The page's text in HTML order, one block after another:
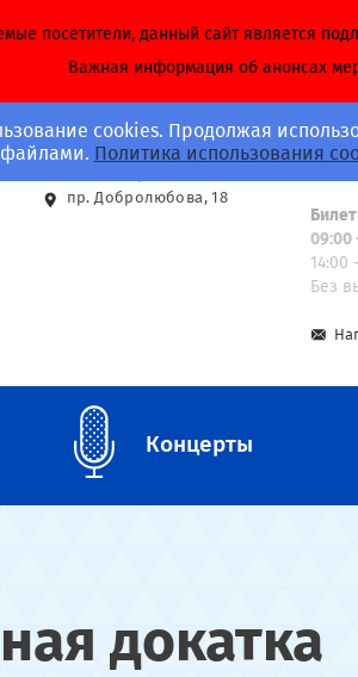
cookies. Продолжая
файлами. Политика использования
посетители, данный сайт является
Важная информация об анонсах
Адрес
пр. Добролюбова, 18
Call-
8
09:00
14:00
Без
Концерты
докатка